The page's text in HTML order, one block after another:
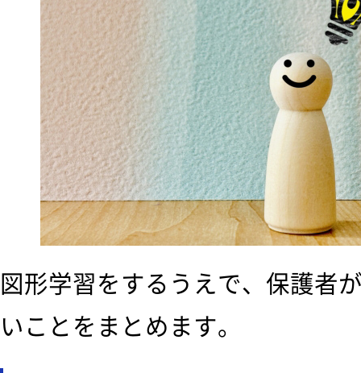
図形学習をするうえで、保護者
いことをまとめます。